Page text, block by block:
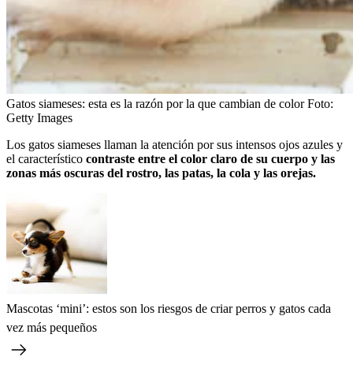
Gatos siameses: esta es la razón por la que cambian de colorFoto:
Getty Images
Los gatos siameses llaman la atención por sus intensos ojos azules y
el característico contraste entre el color claro de su cuerpo y las
zonas más oscuras del rostro, las patas, la cola y las orejas.
Mascotas ‘mini’: estos son los riesgos de criar perros y gatos cada
vez más pequeños